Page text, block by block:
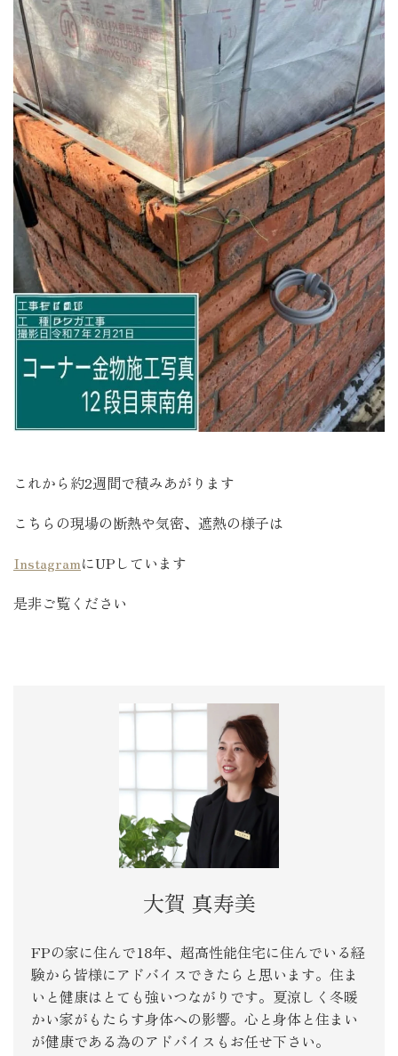
これから約2週間で積みあがります
こちらの現場の断熱や気密、遮熱の様子は
InstagramにUPしています
是非ご覧ください
大賀 真寿美
FPの家に住んで18年、超高性能住宅に住んでいる経
験から皆様にアドバイスできたらと思います。住ま
いと健康はとても強いつながりです。夏涼しく冬暖
かい家がもたらす身体への影響。心と身体と住まい
が健康である為のアドバイスもお任せ下さい。